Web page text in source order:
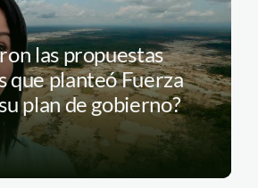
las propuestas
que planteó Fuerza
plan de gobierno?